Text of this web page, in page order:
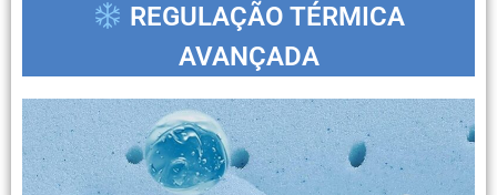
REGULAÇÃO TÉRMICA
AVANÇADA